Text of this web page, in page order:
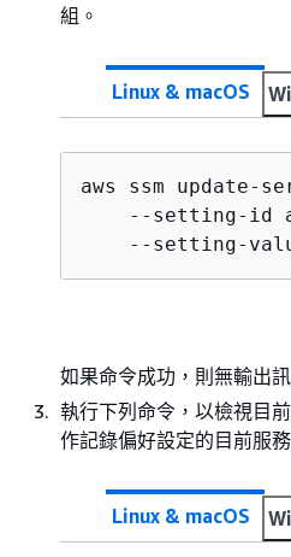
組。
Linux & macOS
aws ssm update-
--setting-id
--setting-
如果命令成功，則無輸出訊
執行下列命令，以檢視目
作記錄偏好設定的目前服
Linux & macOS